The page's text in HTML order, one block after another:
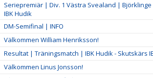
Seriepremiär | Div. 1 Västra Svealand | Björklinge
IBK Hudik
DM-Semifinal | INFO
Välkommen William Henriksson!
Resultat | Träningsmatch | IBK Hudik - Skutskärs
Välkommen Linus Jonsson!